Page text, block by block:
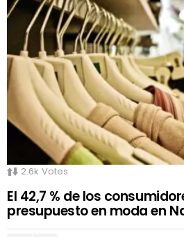
2.6k Votes
El 42,7 % de los
presupuesto en moda en